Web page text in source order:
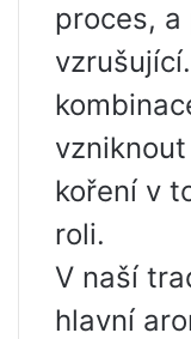
proces,
koření v
roli.
V naší
hlavní